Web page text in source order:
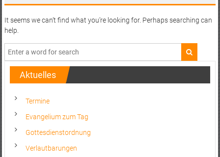
It seems we can’t find what you’re looking for. Perhaps searching can
help.
Aktuelles
Termine
Evangelium zum Tag
Gottesdienstordnung
Verlautbarungen